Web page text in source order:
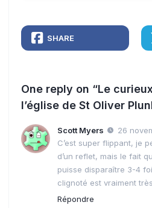
SHARE
One reply on “Le
l’église de St Oliver
Scott Myers
26
C’est super flippant, je
d’un reflet, mais le fait
puisse disparaître 3-4
clignoté est vraiment
Répondre